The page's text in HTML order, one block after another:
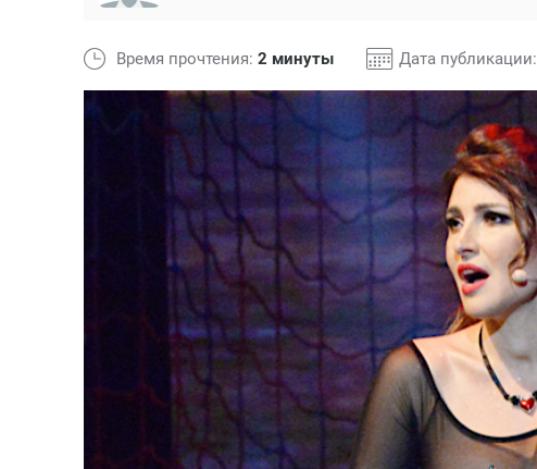
Время прочтения: 2 минуты Дата публикации: